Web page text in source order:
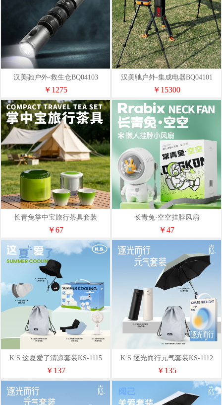
汉美驰户外-救生仓BQ04103
￥1275
汉美驰户外-集成电器BQ04101
￥15300
长青兔掌中宝旅行茶具套装
￥67
长青兔·空空挂脖风扇
￥47
K.S.这夏爱了清凉套装KS-1115
￥137
K.S.逐光而行元气套装KS-1112
￥135